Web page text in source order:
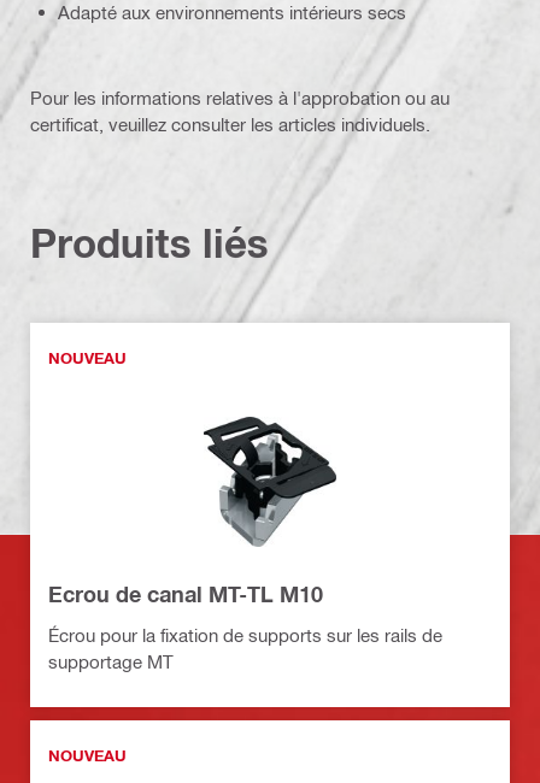
Adapté aux environnements intérieurs secs
Pour les informations relatives à l'approbation ou au
certificat, veuillez consulter les articles individuels.
Produits liés
NOUVEAU
Ecrou de canal MT-TL M10
Écrou pour la fixation de supports sur les rails de
supportage MT
NOUVEAU